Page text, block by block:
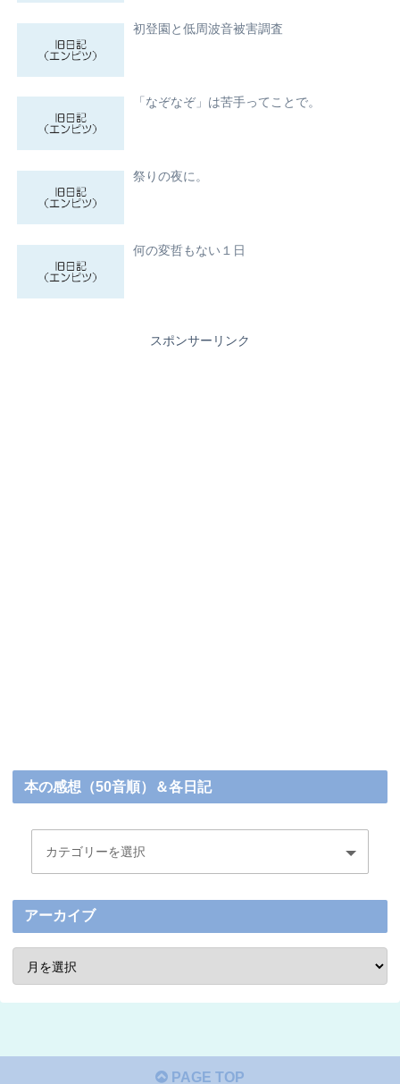
初登園と低周波音被害調査
「なぞなぞ」は苦手ってことで。
祭りの夜に。
何の変哲もない１日
スポンサーリンク
本の感想（50音順）＆各日記
アーカイブ
PAGE TOP